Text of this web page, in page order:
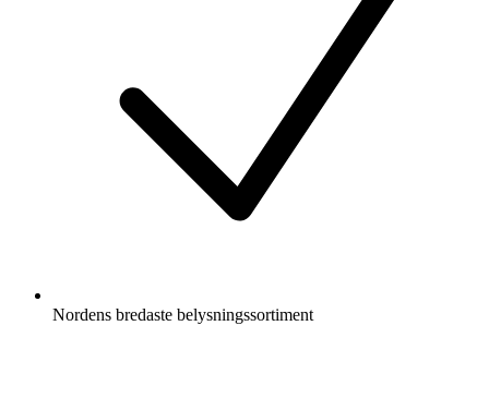
Nordens bredaste belysningssortiment